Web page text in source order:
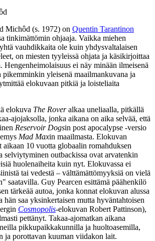
Michôd (s. 1972) on Quentin Tarantinon
tinkimättömin ohjaaja. Vaikka miehen
vauhdikkaita ole kuin yhdysvaltalaisen
on miesten tyyleissä ohjata ja käsikirjoittaa
Hengenheimolaisuus ei näy minään ilmeisenä
pikemminkin yleisenä maailmankuvana ja
elokuvaan pitkiä ja loisteliaita
elokuva The Roveralkaa uneliaalla, pitkällä
ajojaksolla, jonka aikana on aika selvää, että
Reservoir Dogsin post apocalypse ‑versio
Mad Maxin maailmasta. Elokuvan
aikaan 10 vuotta globaalin romahduksen
selviytyminen outbackissa ovat arvatenkin
huolenaiheita kuin nyt. Elokuvassa ei
tai vedestä – välttämättömyyksiä on vielä
saatavilla. Guy Pearcen esittämä päähenkilö
tärkeää autoa, jonka konnat elokuvan alussa
hän saa yksinkertaisen mutta hyväntahtoisen
Cosmopolis-elokuvan Robert Pattinson),
pettänyt. Takaa-ajomatkan aikana
pikkupaikkakunnilla ja huoltoasemilla,
ja porottavan kuuman viidakon lait.